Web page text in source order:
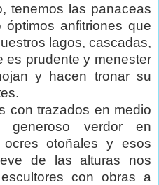
tenemos las panaceas
anfitriones que
lagos, cascadas,
es prudente y menester
y hacen tronar su
con trazados en medio
verdor en
otoñales y esos
de las alturas nos
con obras a